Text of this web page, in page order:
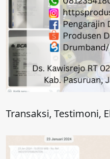
Transaksi, Testimoni,